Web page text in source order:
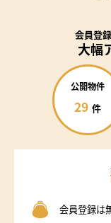
会員登
大幅
公開物件
29 件
会員登録は